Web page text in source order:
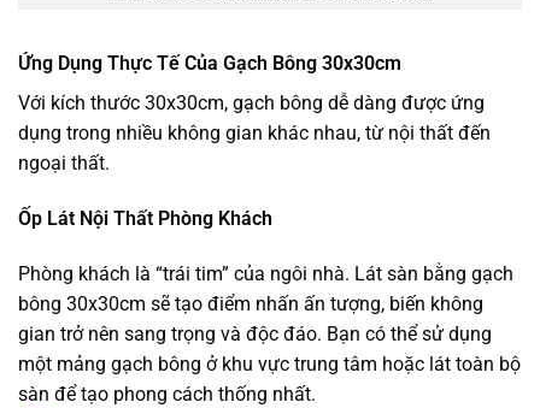
Ứng Dụng Thực Tế Của Gạch Bông 30x30cm
Với kích thước 30x30cm, gạch bông dễ dàng được ứng
dụng trong nhiều không gian khác nhau, từ nội thất đến
ngoại thất.
Ốp Lát Nội Thất Phòng Khách
Phòng khách là “trái tim” của ngôi nhà. Lát sàn bằng gạch
bông 30x30cm sẽ tạo điểm nhấn ấn tượng, biến không
gian trở nên sang trọng và độc đáo. Bạn có thể sử dụng
một mảng gạch bông ở khu vực trung tâm hoặc lát toàn bộ
sàn để tạo phong cách thống nhất.